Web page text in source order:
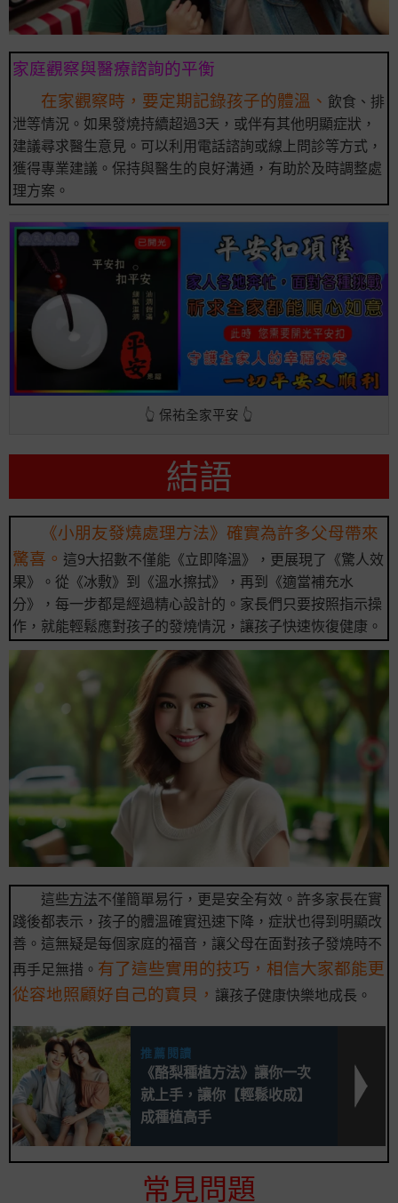
家庭觀察與醫療諮詢的平衡
在家觀察時，要定期記錄孩子的體溫、 飲食、排
泄等情況。如果發燒持續超過3天，或伴有其他明顯症狀，
建議尋求醫生意見。可以利用電話諮詢或線上問診等方式，
獲得專業建議。保持與醫生的良好溝通，有助於及時調整處
理方案。
👆 保祐全家平安 👆
結語
《小朋友發燒處理方法》確實為許多父母帶來
驚喜。 這9大招數不僅能《立即降溫》，更展現了《驚人效
果》。從《冰敷》到《溫水擦拭》，再到《適當補充水
分》，每一步都是經過精心設計的。家長們只要按照指示操
作，就能輕鬆應對孩子的發燒情況，讓孩子快速恢復健康。
這些方法不僅簡單易行，更是安全有效。許多家長在實
踐後都表示，孩子的體溫確實迅速下降，症狀也得到明顯改
善。這無疑是每個家庭的福音，讓父母在面對孩子發燒時不
再手足無措。 有了這些實用的技巧，相信大家都能更
從容地照顧好自己的寶貝， 讓孩子健康快樂地成長。
推薦閱讀
《酪梨種植方法》讓你一次
就上手，讓你【輕鬆收成】
成種植高手
常見問題